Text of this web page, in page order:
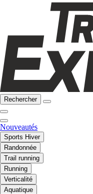
Rechercher
Nouveautés
Sports Hiver
Randonnée
Trail running
Running
Verticalité
Aquatique